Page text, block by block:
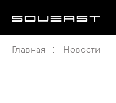
Главная Новости